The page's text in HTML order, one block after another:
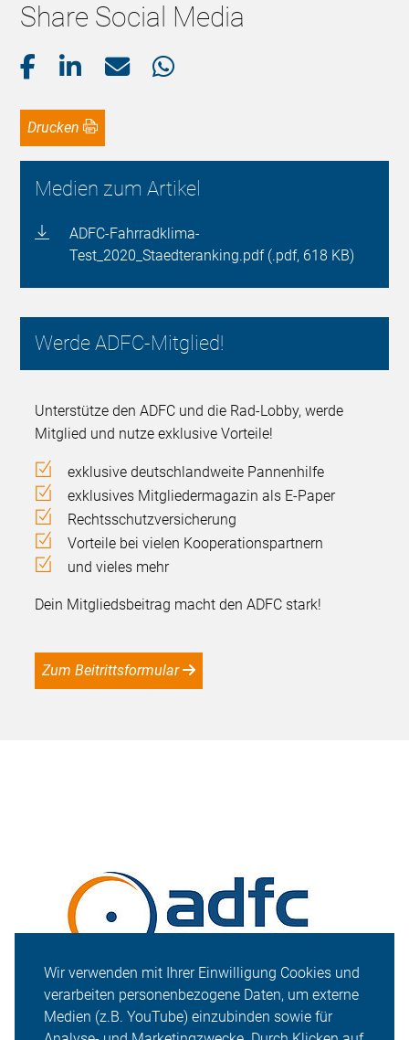
Wir verwenden mit Ihrer Einwilligung Cookies und
verarbeiten personenbezogene Daten, um externe
Medien (z.B. YouTube) einzubinden sowie für
Share Social Media
Drucken
Medien zum Artikel
ADFC-Fahrradklima-
Test_2020_Staedteranking.pdf (.pdf, 618 KB)
Werde ADFC-Mitglied!
Unterstütze den ADFC und die Rad-Lobby, werde
Mitglied und nutze exklusive Vorteile!
exklusive deutschlandweite Pannenhilfe
exklusives Mitgliedermagazin als E-Paper
Rechtsschutzversicherung
Vorteile bei vielen Kooperationspartnern
und vieles mehr
Dein Mitgliedsbeitrag macht den ADFC stark!
Zum Beitrittsformular